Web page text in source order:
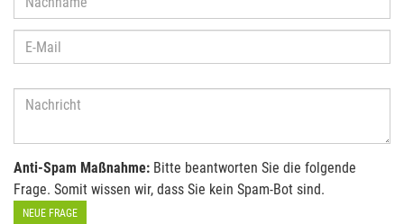
Anti-Spam Maßnahme: Bitte beantworten Sie die folgende
Frage. Somit wissen wir, dass Sie kein Spam-Bot sind.
NEUE FRAGE